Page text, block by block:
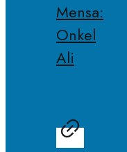
Mensa:
Onkel
Ali